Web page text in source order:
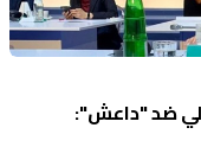
ضد "داعش":